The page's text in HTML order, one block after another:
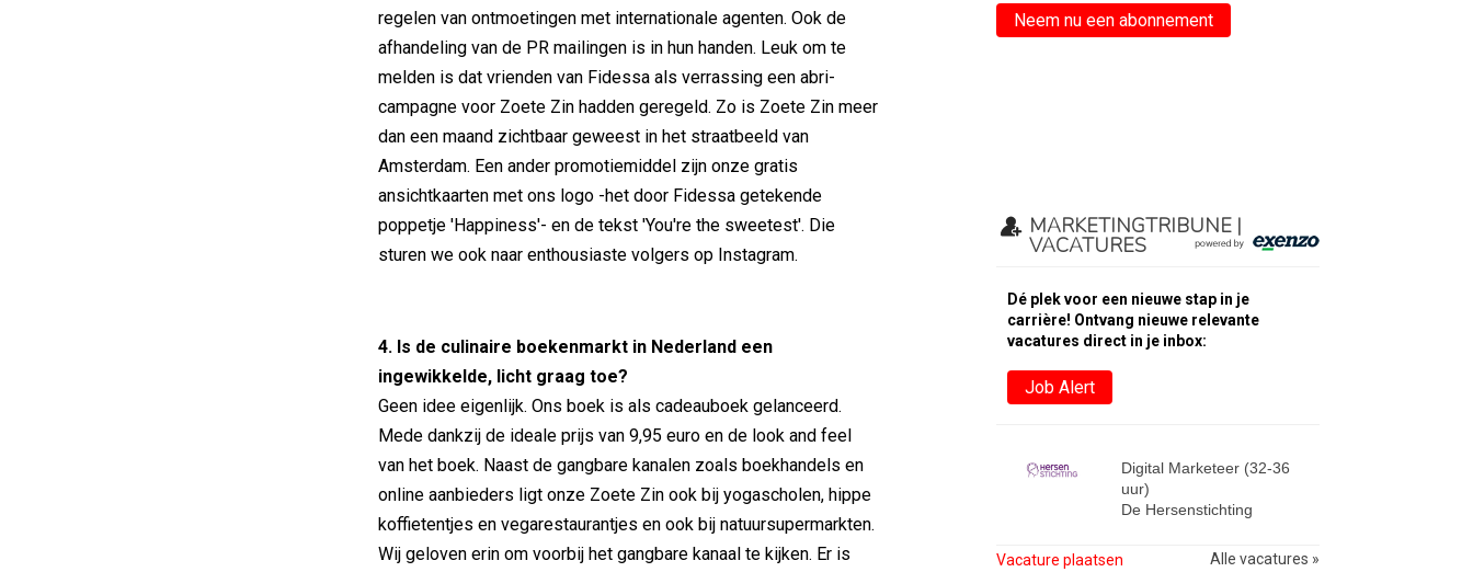
regelen van ontmoetingen met internationale agenten. Ook de
afhandeling van de PR mailingen is in hun handen. Leuk om te
melden is dat vrienden van Fidessa als verrassing een abri-
campagne voor Zoete Zin hadden geregeld. Zo is Zoete Zin meer
dan een maand zichtbaar geweest in het straatbeeld van
Amsterdam. Een ander promotiemiddel zijn onze gratis
ansichtkaarten met ons logo -het door Fidessa getekende
poppetje 'Happiness'- en de tekst 'You're the sweetest'. Die
sturen we ook naar enthousiaste volgers op Instagram.
4. Is de culinaire boekenmarkt in Nederland een
ingewikkelde, licht graag toe?
Geen idee eigenlijk. Ons boek is als cadeauboek gelanceerd.
Mede dankzij de ideale prijs van 9,95 euro en de look and feel
van het boek. Naast de gangbare kanalen zoals boekhandels en
online aanbieders ligt onze Zoete Zin ook bij yogascholen, hippe
koffietentjes en vegarestaurantjes en ook bij natuursupermarkten.
Wij geloven erin om voorbij het gangbare kanaal te kijken. Er is
Neem nu een abonnement
MARKETINGTRIBUNE |
VACATURES
Dé plek voor een nieuwe stap in je
carrière! Ontvang nieuwe relevante
vacatures direct in je inbox:
Job Alert
Digital Marketeer (32-36
uur)
De Hersenstichting
Vacature plaatsen Alle vacatures »